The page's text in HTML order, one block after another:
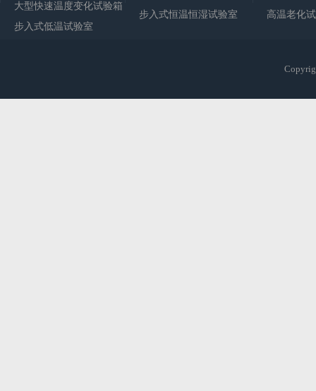
大型快速温度变化试验箱
步入式低温试验室
步入式恒温恒湿试验室
高温老化